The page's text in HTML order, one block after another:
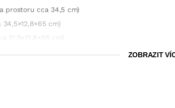
prostoru cca 34,5 cm)
cm)
21,5×12,8×65 cm)
ZOBRAZIT